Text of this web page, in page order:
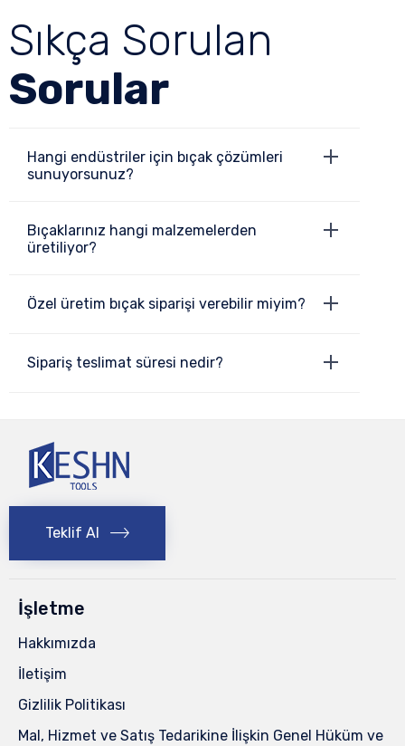
Sıkça Sorulan
Sorular
Hangi endüstriler için bıçak çözümleri
sunuyorsunuz?
Bıçaklarınız hangi malzemelerden
üretiliyor?
Özel üretim bıçak siparişi verebilir miyim?
Sipariş teslimat süresi nedir?
Teklif Al
İşletme
Hakkımızda
İletişim
Gizlilik Politikası
Mal, Hizmet ve Satış Tedarikine İlişkin Genel Hüküm ve